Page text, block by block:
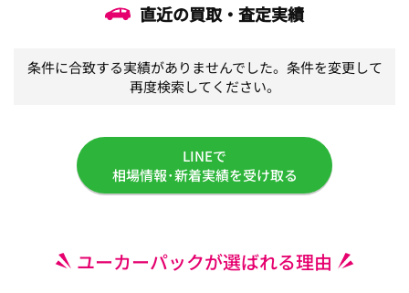
直近の買取・査定実績
条件に合致する実績がありませんでした。条件を変更して
再度検索してください。
LINEで
相場情報･新着実績を受け取る
ユーカーパックが選ばれる理由